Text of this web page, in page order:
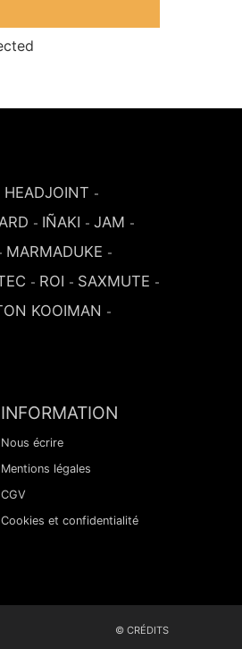
HEADJOINT -
- IÑAKI - JAM -
MARMADUKE -
- ROI - SAXMUTE -
KOOIMAN -
INFORMATION
Nous écrire
Mentions légales
CGV
Cookies et confidentialité
© CRÉDITS